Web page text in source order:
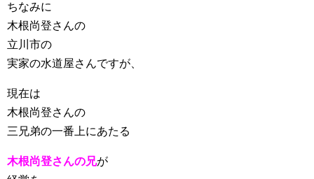
ちなみに
木根尚登さんの
立川市の
実家の水道屋さんですが、
現在は
木根尚登さんの
三兄弟の一番上にあたる
木根尚登さんの兄が